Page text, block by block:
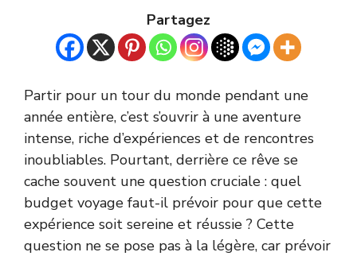
Partagez
Partir pour un tour du monde pendant une
année entière, c’est s’ouvrir à une aventure
intense, riche d’expériences et de rencontres
inoubliables. Pourtant, derrière ce rêve se
cache souvent une question cruciale : quel
budget voyage faut-il prévoir pour que cette
expérience soit sereine et réussie ? Cette
question ne se pose pas à la légère, car prévoir